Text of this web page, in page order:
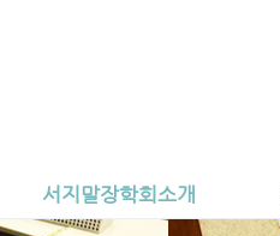
서지말장학회소개